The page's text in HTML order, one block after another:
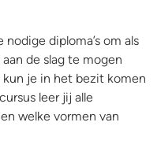
diploma’s om als
de slag te mogen
kun je in het bezit komen
leer jij alle
welke vormen van